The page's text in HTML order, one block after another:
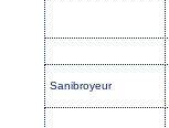
Sanibroyeur